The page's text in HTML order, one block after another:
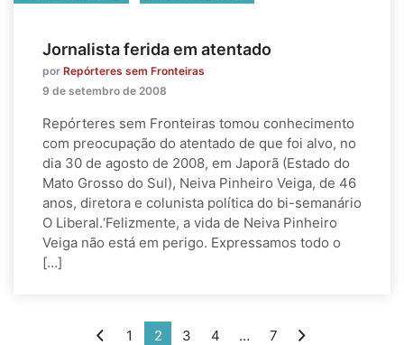
Jornalista ferida em atentado
por Repórteres sem Fronteiras
9 de setembro de 2008
Repórteres sem Fronteiras tomou conhecimento
com preocupação do atentado de que foi alvo, no
dia 30 de agosto de 2008, em Japorã (Estado do
Mato Grosso do Sul), Neiva Pinheiro Veiga, de 46
anos, diretora e colunista política do bi-semanário
O Liberal.‘Felizmente, a vida de Neiva Pinheiro
Veiga não está em perigo. Expressamos todo o
[…]
1 2 3 4 … 7